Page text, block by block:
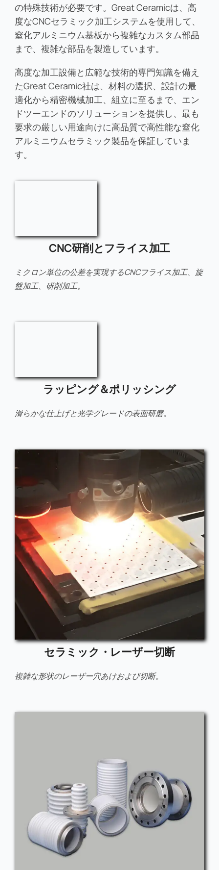
の特殊技術が必要です。Great Ceramicは、高
度なCNCセラミック加工システムを使用して、
窒化アルミニウム基板から複雑なカスタム部品
まで、複雑な部品を製造しています。
高度な加工設備と広範な技術的専門知識を備え
たGreat Ceramic社は、材料の選択、設計の最
適化から精密機械加工、組立に至るまで、エン
ドツーエンドのソリューションを提供し、最も
要求の厳しい用途向けに高品質で高性能な窒化
アルミニウムセラミック製品を保証していま
す。
CNC研削とフライス加工
ミクロン単位の公差を実現するCNCフライス加工、旋
盤加工、研削加工。
ラッピング＆ポリッシング
滑らかな仕上げと光学グレードの表面研磨。
セラミック・レーザー切断
複雑な形状のレーザー穴あけおよび切断。